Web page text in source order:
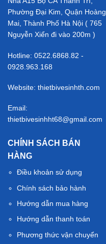
Phường Đại Kim, Quận Hoàng
Mai, Thành Phố Hà Nội ( 765
Nguyễn Xiển đi vào 200m )
Hotline: 0522.6868.82 -
0928.963.168
Website: thietbivesinhth.com
Email:
thietbivesinhht68@gmail.com
CHÍNH SÁCH BÁN
HÀNG
Điều khoản sử dụng
Chính sách bảo hành
Hướng dẫn mua hàng
Hướng dẫn thanh toán
Phương thức vận chuyển